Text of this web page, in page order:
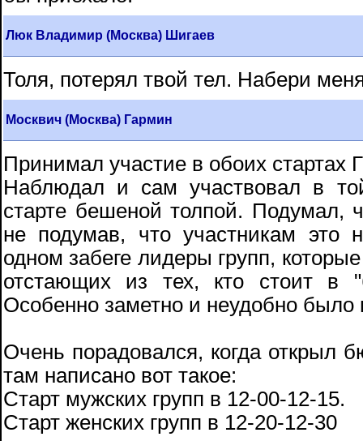
Люк Владимир (Москва) Шигаев
Толя, потерял твой тел. Набери
Москвич (Москва) Гармин
Принимал участие в обоих стартах
Наблюдал и сам участвовал в
старте бешеной толпой. Подумал,
не подумав, что участникам это
одном забеге лидеры групп,
отстающих из тех, кто стоит в
Особенно заметно и неудобно
Очень порадовался, когда открыл
там написано вот такое:
Старт мужских групп в 12-00-12-15.
Старт женских групп в 12-20-12-30